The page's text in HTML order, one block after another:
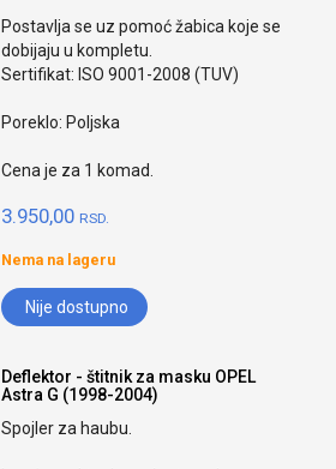
Postavlja se uz pomoć žabica koje se
dobijaju u kompletu.
Sertifikat: ISO 9001-2008 (TUV)
Poreklo: Poljska
Cena je za 1 komad.
3.950,00 RSD.
Nema na lageru
Nije dostupno
Deflektor - štitnik za masku OPEL
Astra G (1998-2004)
Spojler za haubu.